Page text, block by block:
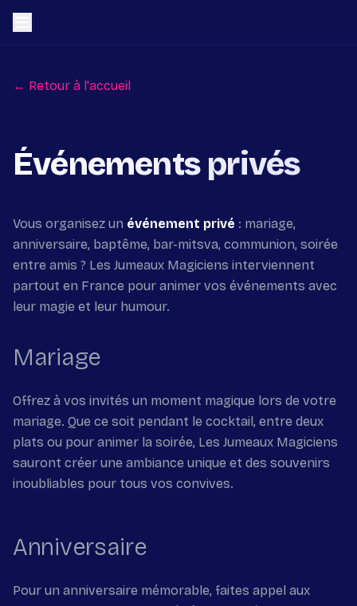
← Retour à l'accueil
Événements privés
Vous organisez un événement privé : mariage,
anniversaire, baptême, bar-mitsva, communion, soirée
entre amis ? Les Jumeaux Magiciens interviennent
partout en France pour animer vos événements avec
leur magie et leur humour.
Mariage
Offrez à vos invités un moment magique lors de votre
mariage. Que ce soit pendant le cocktail, entre deux
plats ou pour animer la soirée, Les Jumeaux Magiciens
sauront créer une ambiance unique et des souvenirs
inoubliables pour tous vos convives.
Anniversaire
Pour un anniversaire mémorable, faites appel aux